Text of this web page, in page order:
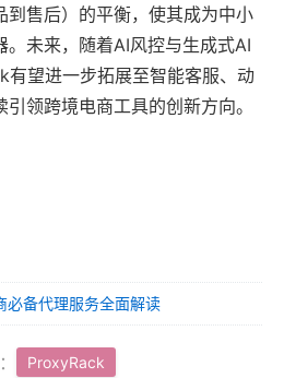
到售后）的平衡，使其成为中小
。未来，随着AI风控与生成式AI
有望进一步拓展至智能客服、动
领跨境电商工具的创新方向。
备代理服务全面解读
ProxyRack